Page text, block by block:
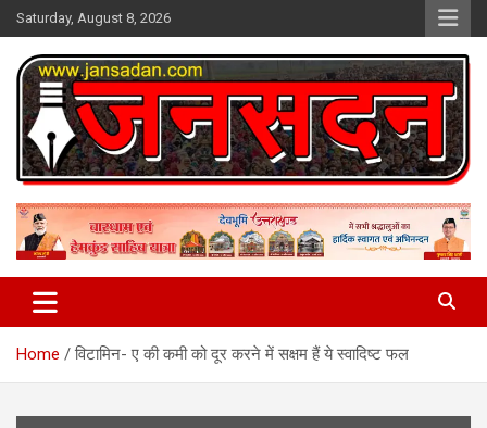
Skip
to
content
Saturday, August 8, 2026
Jan Sadan
Home विटामिन- ए की कमी को दूर करने में सक्षम हैं ये स्वादिष्ट फल